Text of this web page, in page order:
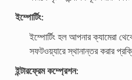
ইম্পোর্টিং:
ইম্পোর্টিং হল আপনার ক্যামেরা
সফটওয়্যারে স্থানান্তর করার
ইন্টারফ্রেম কম্প্রেশন: